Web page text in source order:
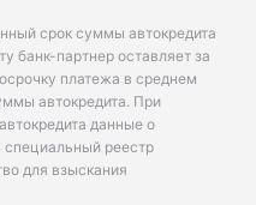
срок суммы автокредита
банк-партнер оставляет за
платежа в среднем
автокредита. При
данные о
реестр
для взыскания